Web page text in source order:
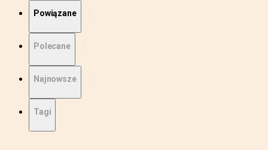
Powiązane
Polecane
Najnowsze
Tagi